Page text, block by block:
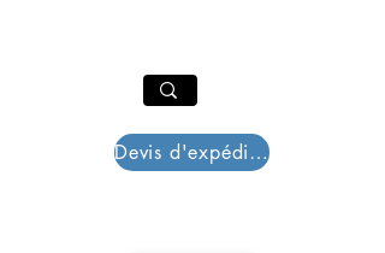
Devis d'expédition